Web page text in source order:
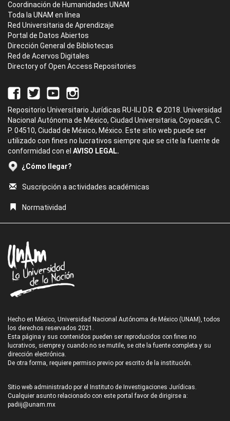
Coordinación de Humanidades UNAM
Toda la UNAM en línea
Red Universitaria de Aprendizaje
Portal de Datos Abiertos
Dirección General de Bibliotecas
Red de Acervos Digitales
Directory of Open Access Repositories
Repositorio Universitario Jurídicas RU-IIJ D.R. © 2018. Universidad
Nacional Autónoma de México, Ciudad Universitaria, Coyoacán, C.
P. 04510, Ciudad de México, México. Este sitio web puede ser
utilizado con fines no lucrativos siempre que se cite la fuente de
conformidad con el AVISO LEGAL.
¿Cómo llegar?
Suscripción a actividades académicas
Normatividad
Hecho en México, Universidad Nacional Autónoma de México (UNAM), todos
los derechos reservados 2021.
Esta página y sus contenidos pueden ser reproducidos con fines no
lucrativos, siempre y cuando no se mutile, se cite la fuente completa y su
dirección electrónica.
De otra forma, requiere permiso previo por escrito de la institución.
Sitio web administrado por el Instituto de Investigaciones Jurídicas.
Cualquier asunto relacionado con este portal favor de dirigirse a:
padiij@unam.mx